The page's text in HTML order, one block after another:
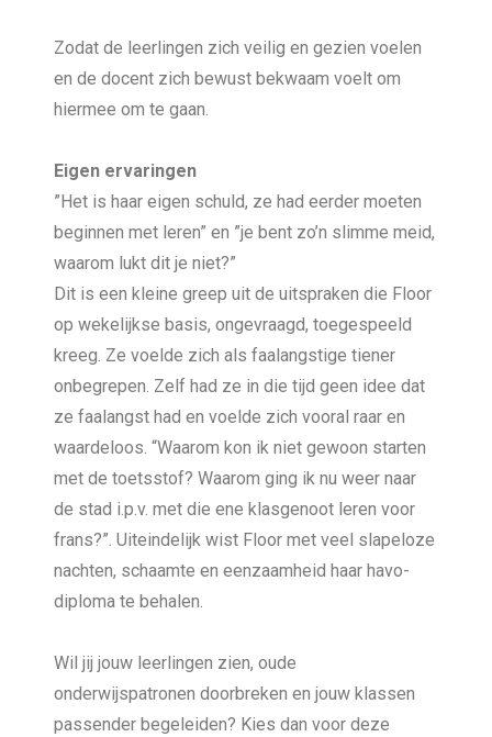
Zodat de leerlingen zich veilig en gezien voelen
en de docent zich bewust bekwaam voelt om
hiermee om te gaan.
Eigen ervaringen
”Het is haar eigen schuld, ze had eerder moeten
beginnen met leren” en ”je bent zo’n slimme meid,
waarom lukt dit je niet?”
Dit is een kleine greep uit de uitspraken die Floor
op wekelijkse basis, ongevraagd, toegespeeld
kreeg. Ze voelde zich als faalangstige tiener
onbegrepen. Zelf had ze in die tijd geen idee dat
ze faalangst had en voelde zich vooral raar en
waardeloos. “Waarom kon ik niet gewoon starten
met de toetsstof? Waarom ging ik nu weer naar
de stad i.p.v. met die ene klasgenoot leren voor
frans?”. Uiteindelijk wist Floor met veel slapeloze
nachten, schaamte en eenzaamheid haar havo-
diploma te behalen.
Wil jij jouw leerlingen zien, oude
onderwijspatronen doorbreken en jouw klassen
passender begeleiden? Kies dan voor deze